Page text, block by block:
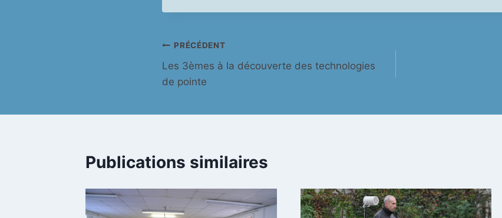
Navigation
de
PRÉCÉDENT
Les 3èmes à la découverte des technologies
de pointe
Publications similaires